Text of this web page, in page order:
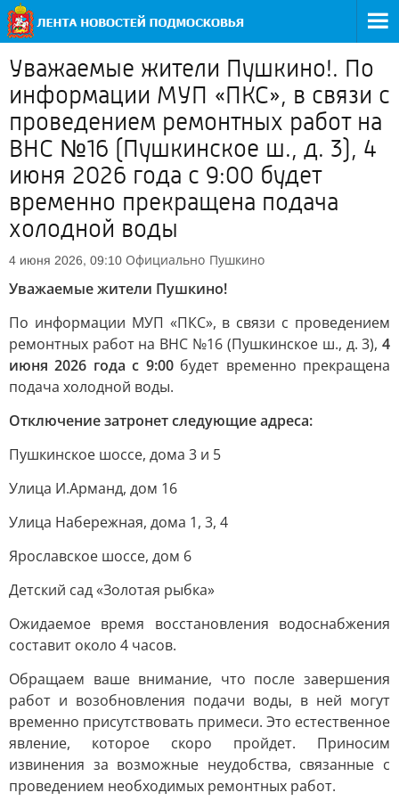
Уважаемые жители Пушкино!. По
информации МУП «ПКС», в связи с
проведением ремонтных работ на
ВНС №16 (Пушкинское ш., д. 3), 4
июня 2026 года с 9:00 будет
временно прекращена подача
холодной воды
4 июня 2026, 09:10 Официально Пушкино
Уважаемые жители Пушкино!
По информации МУП «ПКС», в связи с проведением
ремонтных работ на ВНС №16 (Пушкинское ш., д. 3), 4
июня 2026 года с 9:00будет временно прекращена
подача холодной воды.
Отключение затронет следующие адреса:
Пушкинское шоссе, дома 3 и 5
Улица И.Арманд, дом 16
Улица Набережная, дома 1, 3, 4
Ярославское шоссе, дом 6
Детский сад «Золотая рыбка»
Ожидаемое время восстановления водоснабжения
составит около 4 часов.
Обращаем ваше внимание, что после завершения
работ и возобновления подачи воды, в ней могут
временно присутствовать примеси. Это естественное
явление, которое скоро пройдет. Приносим
извинения за возможные неудобства, связанные с
проведением необходимых ремонтных работ.